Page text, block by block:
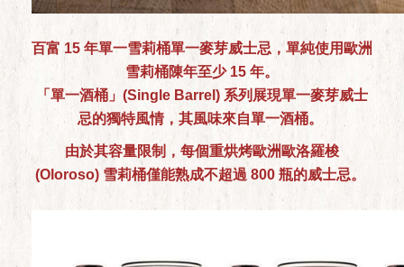
百富 15 年單一雪莉桶單一麥芽威士忌，單純使用 歐洲
雪莉桶陳年至少15 年。
「 單一酒桶」 (Single Barrel) 系列展現單一麥芽威士
忌的獨特風情，其風味來自單一酒桶。
由於其容量限制，每個重烘烤歐洲歐洛羅梭
(Oloroso) 雪莉桶僅能熟成不超過 800 瓶的威士忌。